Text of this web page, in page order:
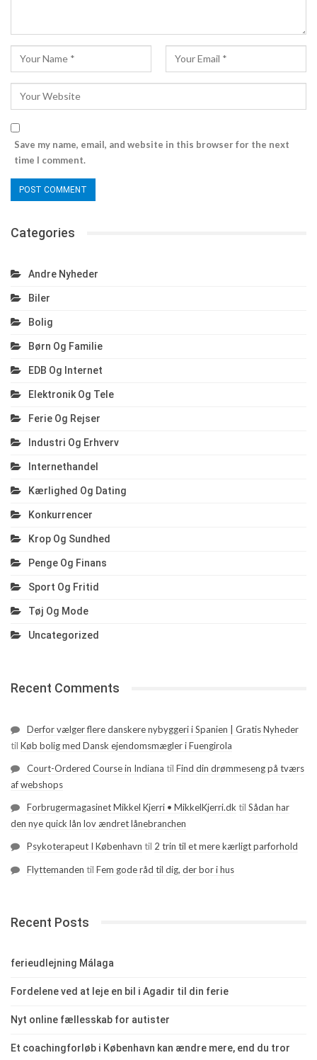
Save my name, email, and website in this browser for the next
time I comment.
Categories
Andre Nyheder
Biler
Bolig
Børn Og Familie
EDB Og Internet
Elektronik Og Tele
Ferie Og Rejser
Industri Og Erhverv
Internethandel
Kærlighed Og Dating
Konkurrencer
Krop Og Sundhed
Penge Og Finans
Sport Og Fritid
Tøj Og Mode
Uncategorized
Recent Comments
Derfor vælger flere danskere nybyggeri i Spanien | Gratis Nyheder
til Køb bolig med Dansk ejendomsmægler i Fuengirola
Court-Ordered Course in Indiana til Find din drømmeseng på tværs
af webshops
Forbrugermagasinet Mikkel Kjerri • MikkelKjerri.dk til Sådan har
den nye quick lån lov ændret lånebranchen
Psykoterapeut I København til 2 trin til et mere kærligt parforhold
Flyttemanden til Fem gode råd til dig, der bor i hus
Recent Posts
ferieudlejning Málaga
Fordelene ved at leje en bil i Agadir til din ferie
Nyt online fællesskab for autister
Et coachingforløb i København kan ændre mere, end du tror